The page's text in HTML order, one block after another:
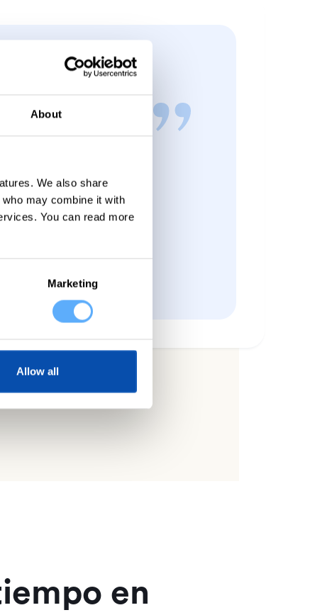
About
We also share
may combine it with
You can read more
Marketing
Allow all
registra los
valiosa.
en